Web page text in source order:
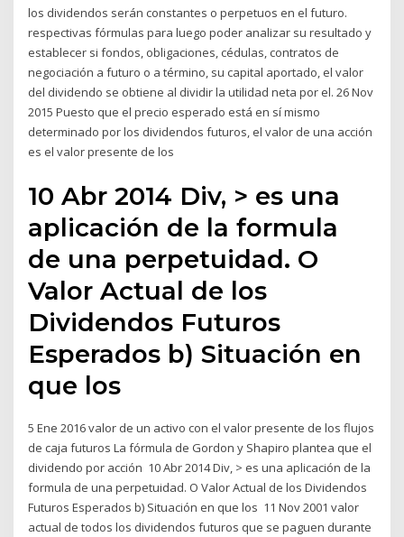
los dividendos serán constantes o perpetuos en el futuro.
respectivas fórmulas para luego poder analizar su resultado y
establecer si fondos, obligaciones, cédulas, contratos de
negociación a futuro o a término, su capital aportado, el valor
del dividendo se obtiene al dividir la utilidad neta por el. 26 Nov
2015 Puesto que el precio esperado está en sí mismo
determinado por los dividendos futuros, el valor de una acción
es el valor presente de los
10 Abr 2014 Div, > es una
aplicación de la formula
de una perpetuidad. O
Valor Actual de los
Dividendos Futuros
Esperados b) Situación en
que los
5 Ene 2016 valor de un activo con el valor presente de los flujos
de caja futuros La fórmula de Gordon y Shapiro plantea que el
dividendo por acción 10 Abr 2014 Div, > es una aplicación de la
formula de una perpetuidad. O Valor Actual de los Dividendos
Futuros Esperados b) Situación en que los 11 Nov 2001 valor
actual de todos los dividendos futuros que se paguen durante